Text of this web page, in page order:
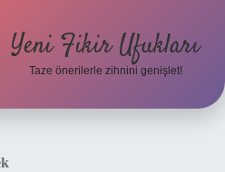
Yeni Fikir Ufukları
Taze önerilerle zihnini genişlet!